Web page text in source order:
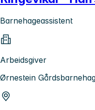
Barnehageassistent
Arbeidsgiver
Ørnestein